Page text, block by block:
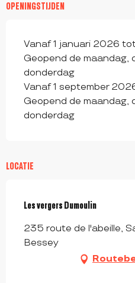
OPENINGSTIJDEN
Vanaf 1 januari 2026
Geopend de maandag,
donderdag
Vanaf 1 september
Geopend de maandag,
donderdag
LOCATIE
Les vergers Dumoulin
235 route de l'abeille,
Bessey